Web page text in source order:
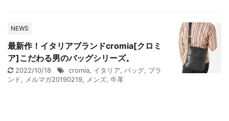
NEWS
最新作！イタリアブランドcromia[クロミ
ア]こだわる男のバッグシリーズ。
2022/10/18 cromia, イタリア, バッグ, ブラ
ンド, メルマガ20190219, メンズ, 牛革